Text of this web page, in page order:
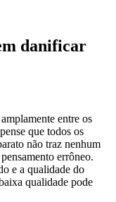
danificar
entre os
que todos os
não traz nenhum
errôneo.
e a qualidade do
qualidade pode